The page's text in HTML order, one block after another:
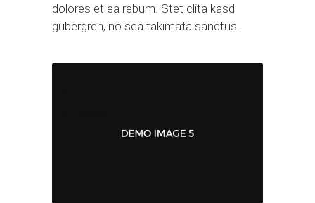
dolores et ea rebum. Stet clita kasd
gubergren, no sea takimata sanctus.